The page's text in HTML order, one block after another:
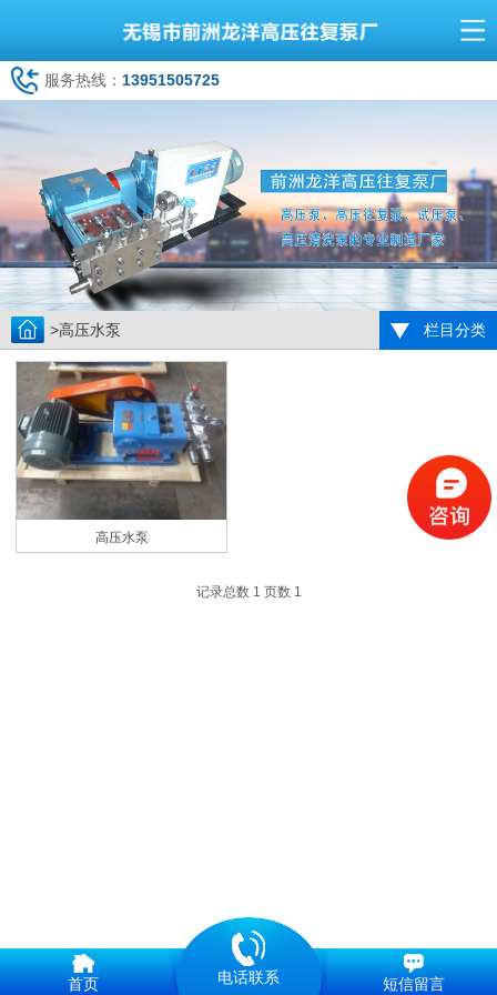
服务热线： 13951505725
>高压水泵 栏目分类
高压水泵
记录总数 1 页数 1
首页 电话联系 短信留言